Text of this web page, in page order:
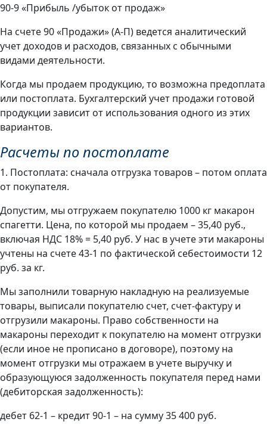
90-9 «Прибыль /убыток от продаж»
На счете 90 «Продажи» (А-П) ведется аналитический
учет доходов и расходов, связанных с обычными
видами деятельности.
Когда мы продаем продукцию, то возможна предоплата
или постоплата. Бухгалтерский учет продажи готовой
продукции зависит от использования одного из этих
вариантов.
Расчеты по постоплате
1. Постоплата: сначала отгрузка товаров – потом оплата
от покупателя.
Допустим, мы отгружаем покупателю 1000 кг макарон
спагетти. Цена, по которой мы продаем – 35,40 руб.,
включая НДС 18% = 5,40 руб. У нас в учете эти макароны
учтены на счете 43-1 по фактической себестоимости 12
руб. за кг.
Мы заполнили товарную накладную на реализуемые
товары, выписали покупателю счет, счет-фактуру и
отгрузили макароны. Право собственности на
макароны переходит к покупателю на момент отгрузки
(если иное не прописано в договоре), поэтому на
момент отгрузки мы отражаем в учете выручку и
образующуюся задолженность покупателя перед нами
(дебиторская задолженность):
дебет 62-1 – кредит 90-1 – на сумму 35 400 руб.